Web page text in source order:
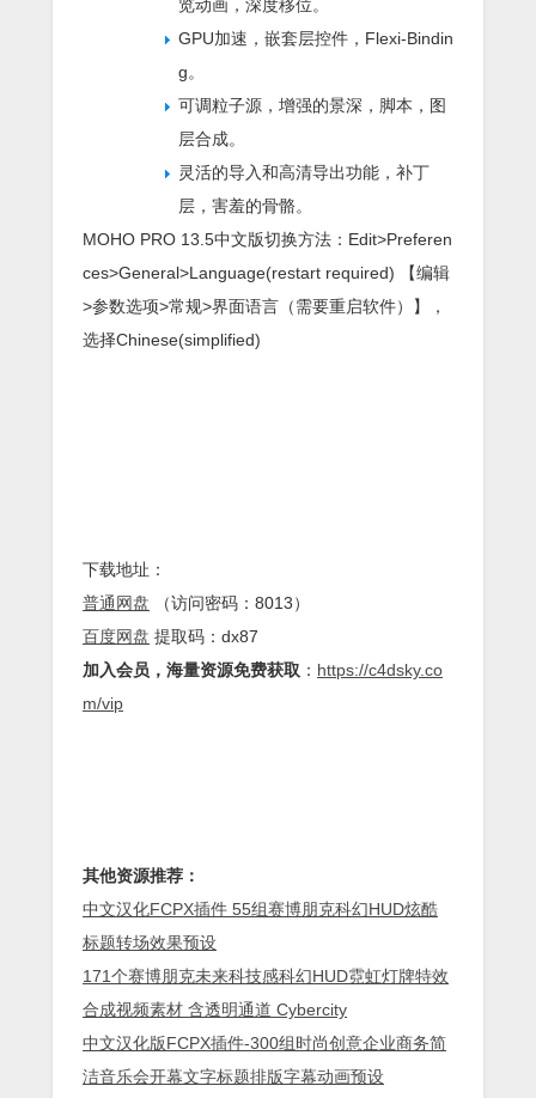
览动画，深度移位。
GPU加速，嵌套层控件，Flexi-Bindin
g。
可调粒子源，增强的景深，脚本，图
层合成。
灵活的导入和高清导出功能，补丁
层，害羞的骨骼。
MOHO PRO 13.5中文版切换方法：Edit>Preferen
ces>General>Language(restart required) 【编辑
>参数选项>常规>界面语言（需要重启软件）】，
选择Chinese(simplified)
下载地址：
普通网盘 （访问密码：8013）
百度网盘 提取码：dx87
加入会员，海量资源免费获取 ： https://c4dsky.co
m/vip
其他资源推荐：
中文汉化FCPX插件 55组赛博朋克科幻HUD炫酷
标题转场效果预设
171个赛博朋克未来科技感科幻HUD霓虹灯牌特效
合成视频素材 含透明通道 Cybercity
中文汉化版FCPX插件-300组时尚创意企业商务简
洁音乐会开幕文字标题排版字幕动画预设